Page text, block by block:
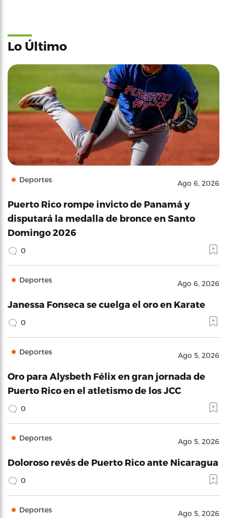
Lo Último
Deportes Ago 6, 2026
Puerto Rico rompe invicto de Panamá y
disputará la medalla de bronce en Santo
Domingo 2026
0
Deportes Ago 6, 2026
Janessa Fonseca se cuelga el oro en Karate
0
Deportes Ago 5, 2026
Oro para Alysbeth Félix en gran jornada de
Puerto Rico en el atletismo de los JCC
0
Deportes Ago 5, 2026
Doloroso revés de Puerto Rico ante Nicaragua
0
Deportes Ago 5, 2026